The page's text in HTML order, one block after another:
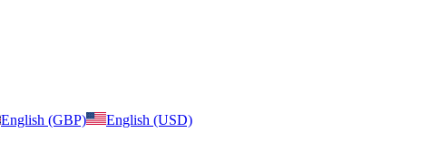
English (GBP) English (USD)